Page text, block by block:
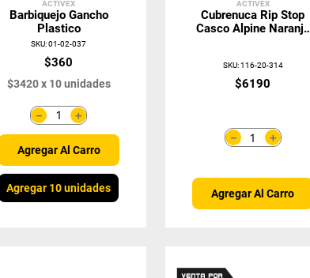
ACTIVEX
Barbiquejo Gancho
Plastico
SKU:01-02-037
$360
$3420x 10unidades
＋
－
Agregar Al Carro
Agregar 10 unidades
ACTIVEX
Cubrenuca Rip Stop
Casco Alpine Naranjo
SKU:116-20-314
$6190
＋
－
Agregar Al Carro